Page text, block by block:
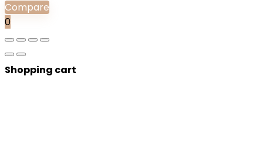
Compare
0
Shopping cart